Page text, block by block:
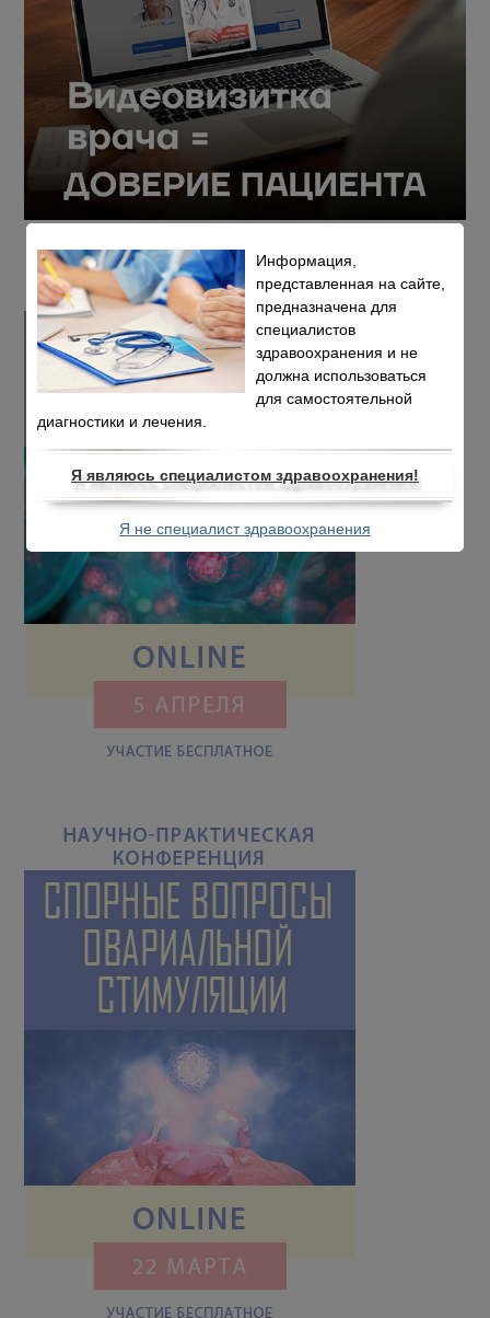
Информация,
представленная на сайте,
предназначена для
специалистов
здравоохранения и не
должна использоваться
для самостоятельной
диагностики и лечения.
Я являюсь специалистом здравоохранения!
Я не специалист здравоохранения